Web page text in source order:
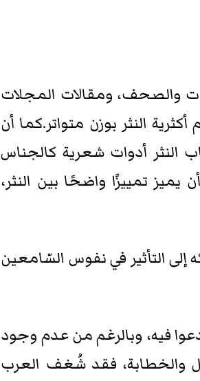
والصحف، ومقالات المجلات
النثر بوزن متواتر.كما أن
النثر أدوات شعرية كالجناس
يميز تمييزًا واضحًا بين النثر،
التأثير في نفوس السّامعين
فيه، وبالرغم من عدم وجود
والخطابة، فقد شُغف العرب